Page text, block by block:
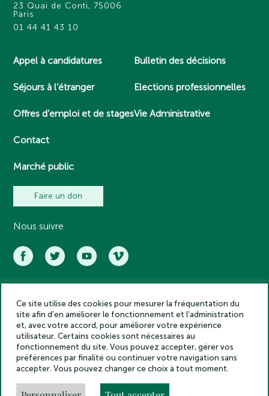
23 Quai de Conti, 75006
Paris
01 44 41 43 10
Appel à candidatures
Séjours à l’étranger
Offres d’emploi et de stages
Contact
Marché public
Bulletin des décisions
Elections professionnelles
Vie Administrative
Faire un don
Nous suivre
Académie des inscriptions et belles lettres – Tous droits réservés
2025
Politique de confidentialité
Mentions légales
Crédits
Gestion des cookies
Made by
Ce site utilise des cookies pour mesurer la fréquentation du
site afin d’en améliorer le fonctionnement et l’administration
et, avec votre accord, pour améliorer votre expérience
utilisateur. Certains cookies sont nécessaires au
fonctionnement du site. Vous pouvez accepter, gérer vos
préférences par finalité ou continuer votre navigation sans
accepter. Vous pouvez changer ce choix à tout moment.